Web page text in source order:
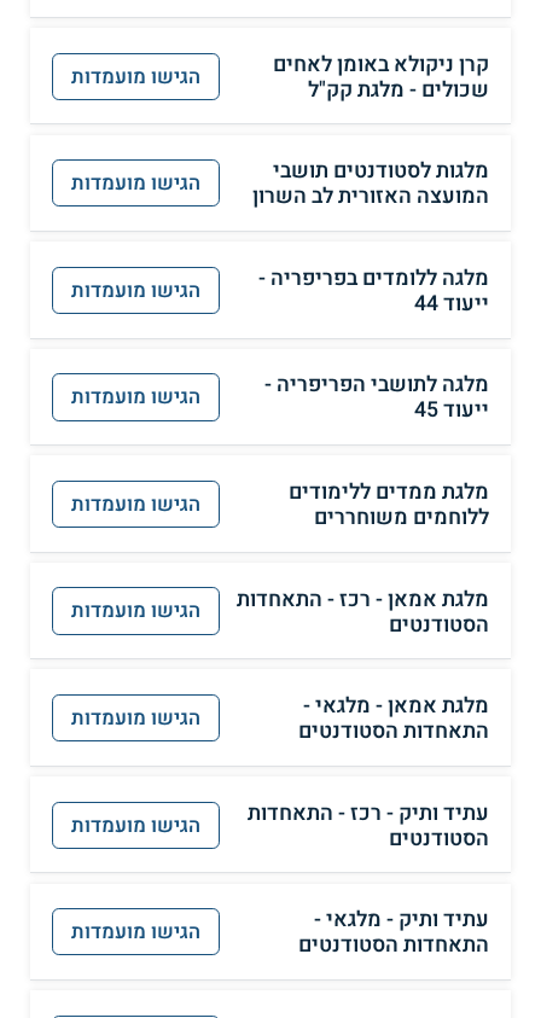
קרן ניקולא באומן לאחים
שכולים - מלגת קק"ל
הגישו מועמדות
מלגות לסטודנטים תושבי
המועצה האזורית לב השרון
הגישו מועמדות
מלגה ללומדים בפריפריה -
ייעוד 44
הגישו מועמדות
מלגה לתושבי הפריפריה -
ייעוד 45
הגישו מועמדות
מלגת ממדים ללימודים
ללוחמים משוחררים
הגישו מועמדות
מלגת אמאן - רכז - התאחדות
הסטודנטים
הגישו מועמדות
מלגת אמאן - מלגאי -
התאחדות הסטודנטים
הגישו מועמדות
עתיד ותיק - רכז - התאחדות
הסטודנטים
הגישו מועמדות
עתיד ותיק - מלגאי -
התאחדות הסטודנטים
הגישו מועמדות